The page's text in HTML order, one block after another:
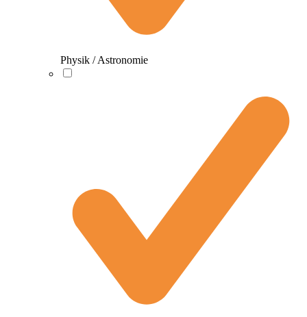
Physik / Astronomie